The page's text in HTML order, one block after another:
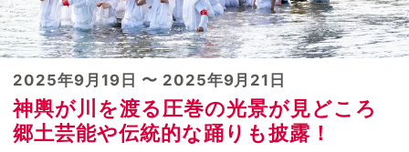
2025年9月19日 〜 2025年9月21日
神輿が川を渡る圧巻の光景が見どころ
郷土芸能や伝統的な踊りも披露！